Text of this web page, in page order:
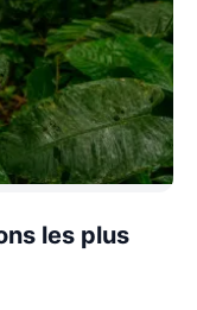
les plus